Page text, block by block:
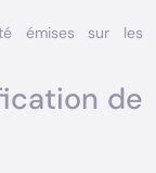
émises sur les
de